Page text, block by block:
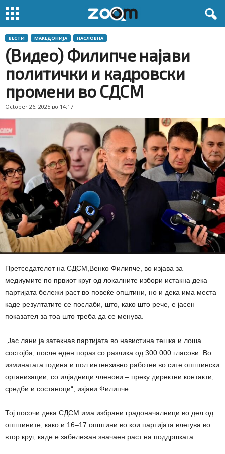
ВЕСТИ МАКЕДОНИЈА НАСЛОВНА
(Видео) Филипче најави
политички и кадровски
промени во СДСМ
October 26, 2025 во 14:17
Претседателот на СДСМ,Венко Филипче, во изјава за
медиумите по првиот круг од локалните избори истакна дека
партијата бележи раст во повеќе општини, но и дека има места
каде резултатите се послаби, што, како што рече, е јасен
показател за тоа што треба да се менува.
„Јас лани ја затекнав партијата во навистина тешка и лоша
состојба, после еден пораз со разлика од 300.000 гласови. Во
изминатата година и пол интензивно работев во сите општински
организации, со илјадници членови – преку директни контакти,
средби и состаноци“, изјави Филипче.
Тој посочи дека СДСМ има избрани градоначалници во дел од
општините, како и 16–17 општини во кои партијата влегува во
втор круг, каде е забележан значаен раст на поддршката.